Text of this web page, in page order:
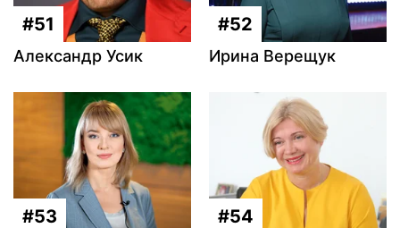
#51
Александр Усик
#52
Ирина Верещук
#53 #54